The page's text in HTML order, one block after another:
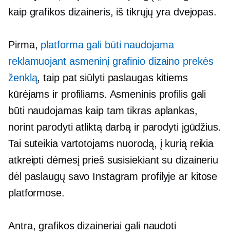
kaip grafikos dizaineris, iš tikrųjų yra dvejopas.
Pirma, platforma gali būti naudojama
reklamuojant asmeninį grafinio dizaino prekės
ženklą, taip pat siūlyti paslaugas kitiems
kūrėjams ir profiliams. Asmeninis profilis gali
būti naudojamas kaip tam tikras aplankas,
norint parodyti atliktą darbą ir parodyti įgūdžius.
Tai suteikia vartotojams nuorodą, į kurią reikia
atkreipti dėmesį prieš susisiekiant su dizaineriu
dėl paslaugų savo Instagram profilyje ar kitose
platformose.
Antra, grafikos dizaineriai gali naudoti